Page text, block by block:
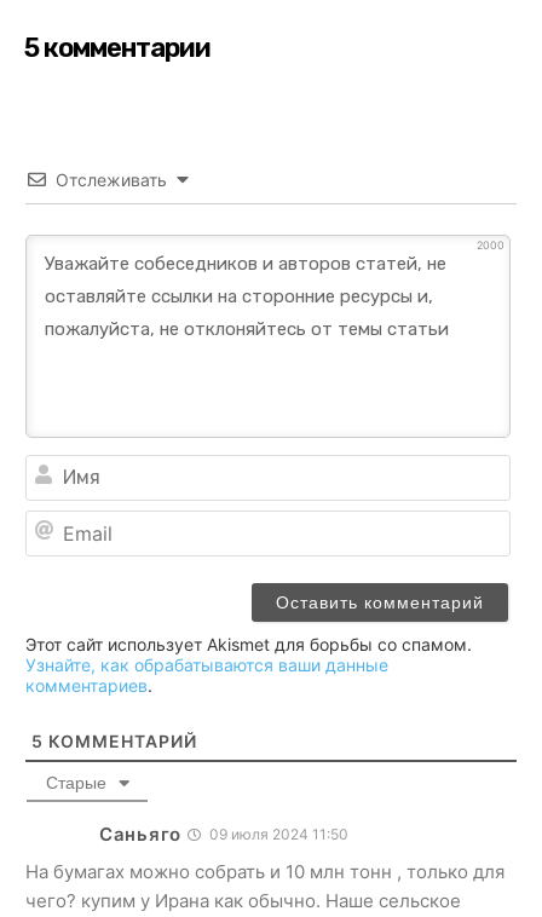
5 комментарии
Отслеживать
2000
Этот сайт использует Akismet для борьбы со спамом.
Узнайте, как обрабатываются ваши данные
комментариев.
5 КОММЕНТАРИЙ
Старые
Саньяго 09 июля 2024 11:50
На бумагах можно собрать и 10 млн тонн , только для
чего? купим у Ирана как обычно. Наше сельское